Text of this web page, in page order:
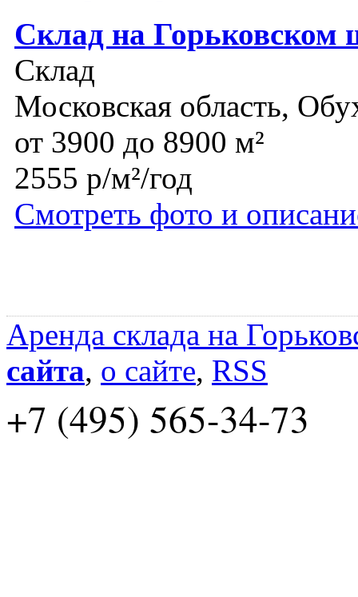
Склад на Горьковском
Склад
Московская область,
от 3900 до 8900 м²
2555 р/м²/год
Смотреть фото и
Аренда склада на
сайта, о сайте, RSS
+7 (495) 565-34-73